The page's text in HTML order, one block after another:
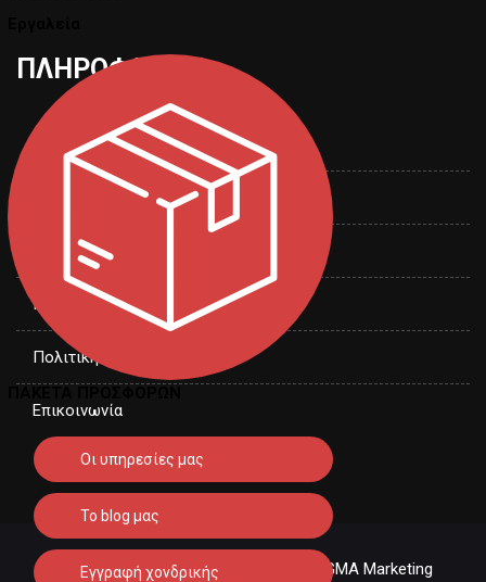
Οι υπηρεσίες μας
To blog μας
Εγγραφή χονδρικής
ΠΛΗΡΟΦΟΡΙΕΣ
Όροι χρήσης
Τρόποι αποστολής
Τρόποι πληρωμής
Πολιτική Επιστροφών
Πολιτική Απορρήτου
Επικοινωνία
© 2026 Carmaniac.gr - Designed by SIGMA Marketing